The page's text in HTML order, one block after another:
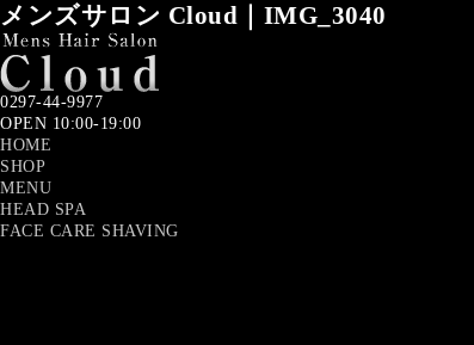
メンズサロン Cloud｜IMG_3040
0297-44-9977
OPEN 10:00-19:00
HOME
SHOP
MENU
HEAD SPA
FACE CARE SHAVING